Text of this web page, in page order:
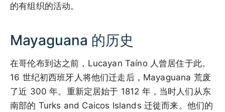
的有组织的活动。
Mayaguana 的历史
在哥伦布到达之前，Lucayan Taíno 人曾居住于此。
16 世纪初西班牙人将他们迁走后，Mayaguana 荒废
了近 300 年。重新定居始于 1812 年，当时人们从东
南部的 Turks and Caicos Islands 迁徙而来。他们的